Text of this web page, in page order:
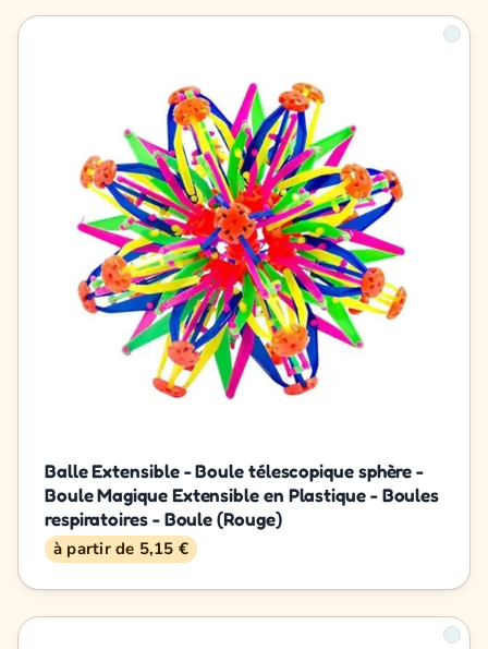
Balle Extensible - Boule télescopique sphère -
Boule Magique Extensible en Plastique - Boules
respiratoires - Boule (Rouge)
à partir de 5,15 €